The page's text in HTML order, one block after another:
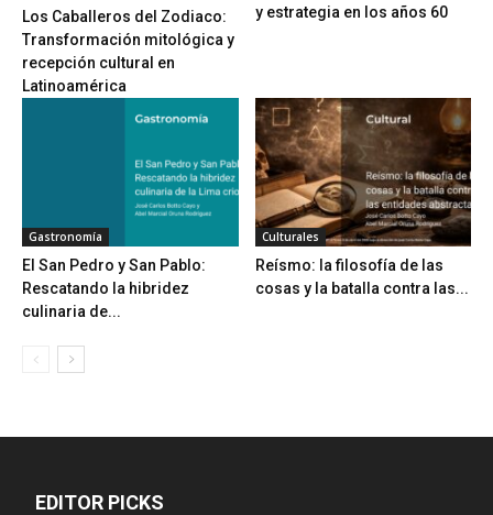
Los Caballeros del Zodiaco:
Transformación mitológica y
recepción cultural en
Latinoamérica
y estrategia en los años 60
Gastronomía
El San Pedro y San Pablo:
Rescatando la hibridez
culinaria de...
Culturales
Reísmo: la filosofía de las
cosas y la batalla contra las...
EDITOR PICKS